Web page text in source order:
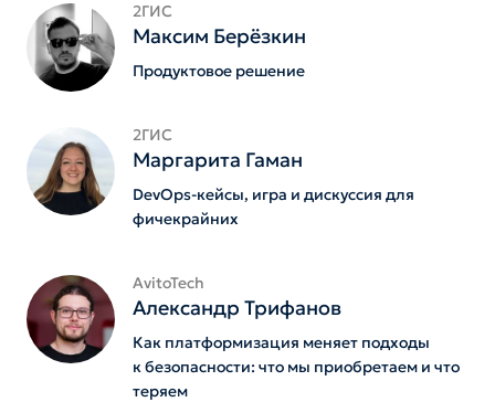
2ГИС
Максим Берёзкин
Продуктовое решение
2ГИС
Маргарита Гаман
DevOps-кейсы, игра и дискуссия для
фичекрайних
AvitoTech
Александр Трифанов
Как платформизация меняет подходы
к безопасности: что мы приобретаем и что
теряем